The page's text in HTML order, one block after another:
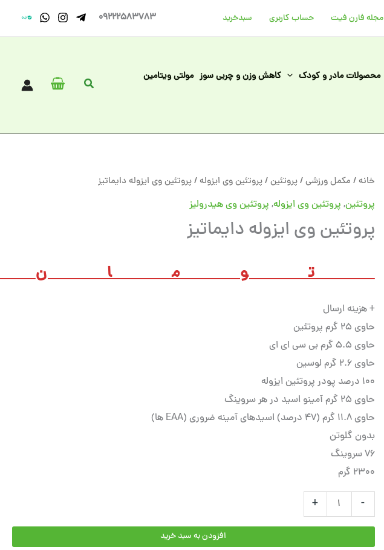
مجله فارن فیت حساب کاربری سبد‌خرید 09222583783
محصولات مادر و کودک کاهش وزن و چربی سوز مولتی ویتامین
جستجو
خانه/ مکمل ورزشی/پروتئین/پروتئین وی ایزوله/ پروتئین وی ایزوله دایماتیز
پروتئین, پروتئین وی ایزوله, پروتئین وی هیدرولیز
پروتئین وی ایزوله دایماتیز
تومان
+ هزینه ارسال
حاوی 25 گرم پروتئین
حاوی 5.5 گرم بی سی ای ای
حاوی 2.6 گرم لوسین
100 درصد پودر پروتئین ایزوله
حاوی 25 گرم آمینو اسید در هر سروینگ
حاوی 11.8 گرم (47 درصد) اسیدهای آمینه ضروری (EAA ها)
بدون گلوتن
76 سروینگ
2300 گرم
-
پروتئین
وی
دایماتیز
+
افزودن به سبد خرید